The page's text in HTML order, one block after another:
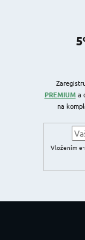
PREMIUM a
na
Vložením